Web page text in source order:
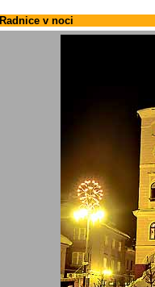
Radnice v noci